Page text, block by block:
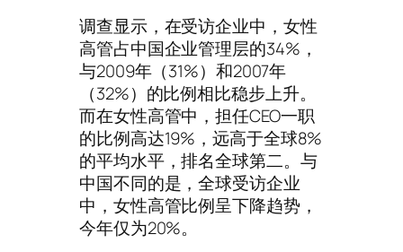
调查显示，在受访企业中，女性
高管占中国企业管理层的34%，
与2009年（31%）和2007年
（32%）的比例相比稳步上升。
而在女性高管中，担任CEO一职
的比例高达19%，远高于全球8%
的平均水平，排名全球第二。与
中国不同的是，全球受访企业
中，女性高管比例呈下降趋势，
今年仅为20%。